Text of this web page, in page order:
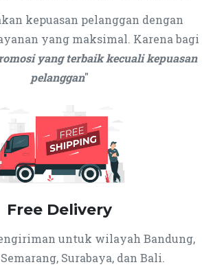
kepuasan pelanggan dengan
yang maksimal. Karena bagi
yang terbaik kecuali kepuasan
pelanggan"
Free Delivery
untuk wilayah Bandung,
Surabaya, dan Bali.